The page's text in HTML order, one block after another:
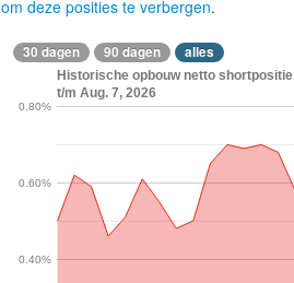
om deze posities te verbergen.
30 dagen 90 dagen alles
Historische opbouw netto
t/m Aug. 7, 2026
0.40%
0.60%
0.80%